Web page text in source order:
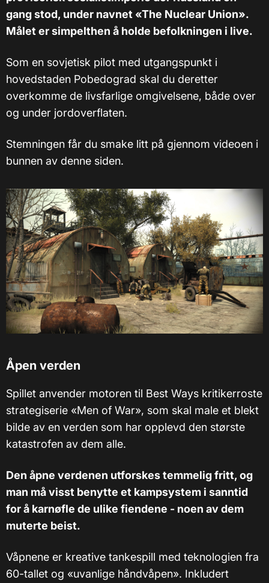
gang stod, under navnet «The Nuclear Union».
Målet er simpelthen å holde befolkningen i live.
Som en sovjetisk pilot med utgangspunkt i
hovedstaden Pobedograd skal du deretter
overkomme de livsfarlige omgivelsene, både over
og under jordoverflaten.
Stemningen får du smake litt på gjennom videoen i
bunnen av denne siden.
Åpen verden
Spillet anvender motoren til Best Ways kritikerroste
strategiserie «Men of War», som skal male et blekt
bilde av en verden som har opplevd den største
katastrofen av dem alle.
Den åpne verdenen utforskes temmelig fritt, og
man må visst benytte et kampsystem i sanntid
for å karnøfle de ulike fiendene - noen av dem
muterte beist.
Våpnene er kreative tankespill med teknologien fra
60-tallet og «uvanlige håndvåpen». Inkludert